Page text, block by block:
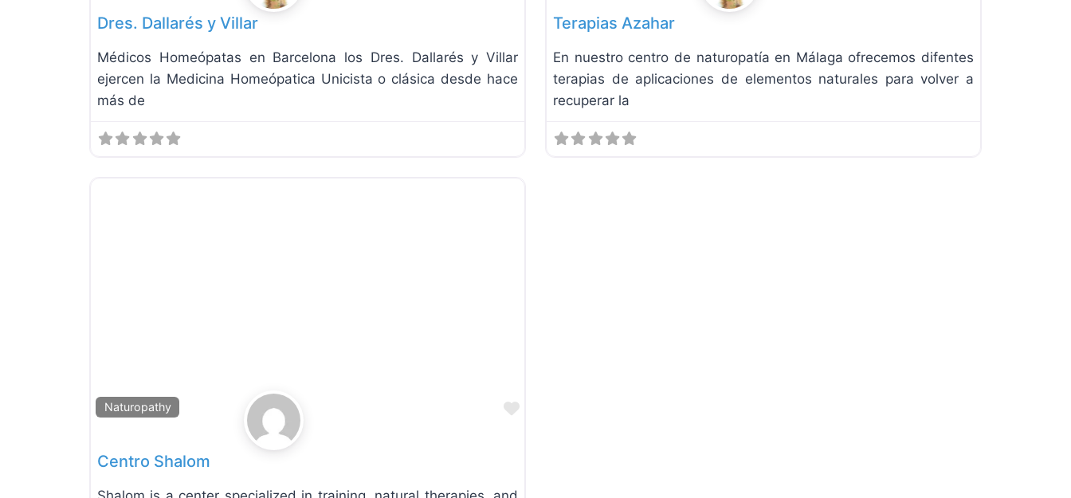
Dres. Dallarés y Villar
Médicos Homeópatas en Barcelona los Dres. Dallarés y Villar
ejercen la Medicina Homeópatica Unicista o clásica desde hace
más de
Terapias Azahar
En nuestro centro de naturopatía en Málaga ofrecemos difentes
terapias de aplicaciones de elementos naturales para volver a
recuperar la
Naturopathy Favorite
Centro Shalom